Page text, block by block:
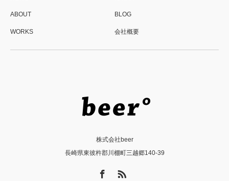
ABOUT
WORKS
BLOG
会社概要
株式会社beer
長崎県東彼杵郡川棚町三越郷140-39